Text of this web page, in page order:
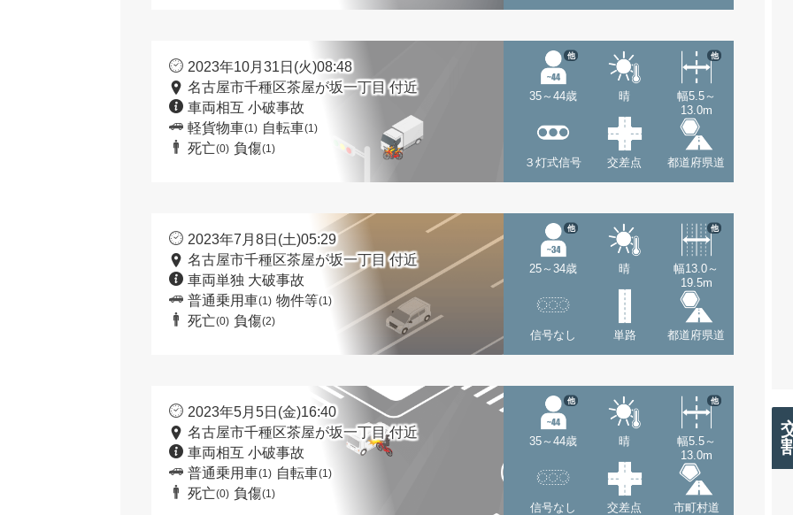
2023年10月31日(火)08:48
名古屋市千種区茶屋が坂一丁目 付近
車両相互 小破事故
軽貨物車(1) 自転車(1)
死亡(0) 負傷(1)
35～44歳
他
晴
幅5.5～
13.0m
他
３灯式信号 交差点 都道府県道
2023年7月8日(土)05:29
名古屋市千種区茶屋が坂一丁目 付近
車両単独 大破事故
普通乗用車(1) 物件等(1)
死亡(0) 負傷(2)
25～34歳
他
晴
幅13.0～
19.5m
他
信号なし 単路 都道府県道
2023年5月5日(金)16:40
名古屋市千種区茶屋が坂一丁目 付近
車両相互 小破事故
普通乗用車(1) 自転車(1)
死亡(0) 負傷(1)
35～44歳
他
晴
幅5.5～
13.0m
他
信号なし 交差点 市町村道